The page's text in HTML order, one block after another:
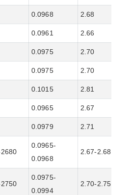
0.0968 2.68
0.0961 2.66
0.0975 2.70
0.0975 2.70
0.1015 2.81
0.0965 2.67
0.0979 2.71
0.0965-
0.0968
2.67-2.68
0.0975-
0.0994
2.70-2.75